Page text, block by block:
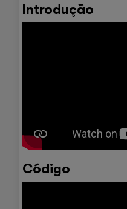
Introdução
Código